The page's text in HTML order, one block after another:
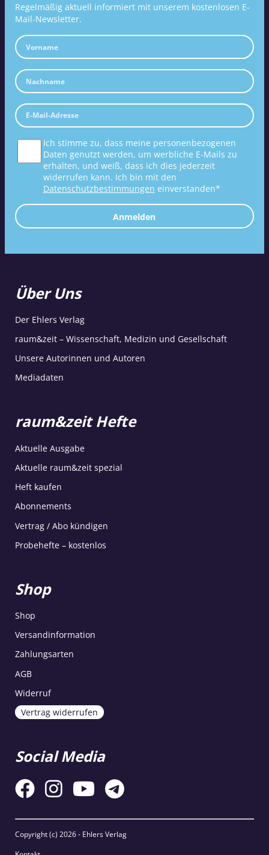
Regelmäßig aktuell informiert mit unserem kostenlosen E-
Mail-Newsletter.
Ich stimme zu, dass meine personenbezogenen
Daten genutzt werden, um werbliche E-Mails zu
erhalten, und weiß, dass ich dies jederzeit
widerrufen kann. Ich bin mit den
Datenschutzbestimmungen einverstanden*
Anmelden
Über Uns
Der Ehlers Verlag
raum&zeit – Wissenschaft, Medizin und Gesellschaft
Unsere Autorinnen und Autoren
Mediadaten
raum&zeit Hefte
Aktuelle Ausgabe
Aktuelle raum&zeit spezial
Heft kaufen
Abonnements
Vertrag / Abo kündigen
Probehefte – kostenlos
Shop
Shop
Versandinformation
Zahlungsarten
AGB
Widerruf
Vertrag widerrufen
Social Media
Copyright (c) 2026 - Ehlers Verlag